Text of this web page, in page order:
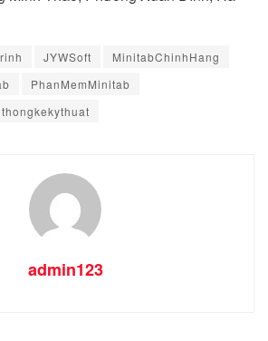
JYWSoft
MinitabChinhHang
PhanMemMinitab
thongkekythuat
admin123